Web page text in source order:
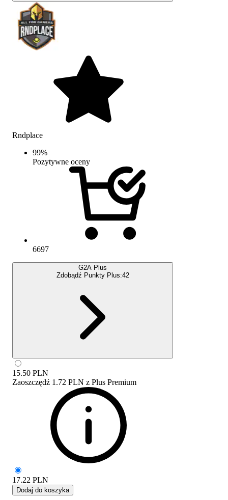
Rndplace
99%
Pozytywne oceny
6697
G2A Plus
Zdobądź Punkty Plus:42
15.50 PLN
Zaoszczędź 1.72 PLN z Plus Premium
17.22 PLN
Dodaj do koszyka